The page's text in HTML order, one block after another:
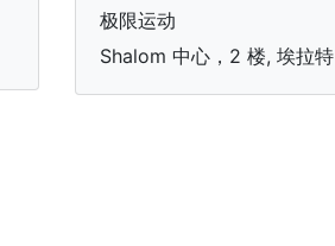
极限运动
Shalom 中心，2 楼, 埃拉特